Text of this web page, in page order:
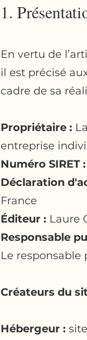
1.
En vertu de
il est précisé
cadre de sa
Propriétaire :
entreprise
Numéro SIRET :
Déclaration
France
Éditeur : Laure
Responsable
Le
Créateurs du
Hébergeur :